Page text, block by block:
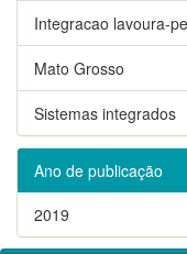
Integracao lavoura-
Mato Grosso
Sistemas integrados
Ano de publicação
2019